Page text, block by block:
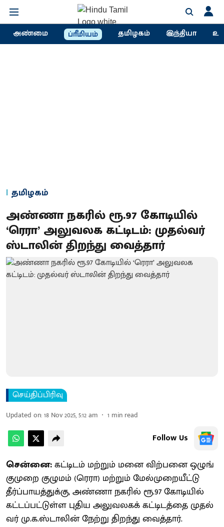
அண்மை ப்ரீமியம் தமிழகம் இந்தியா
தமிழகம்
அண்ணா நகரில் ரூ.97 கோடியில்
‘ரெரா’ அலுவலக கட்டிடம்: முதல்வர்
ஸ்டாலின் திறந்து வைத்தார்
செய்திப்பிரிவு
Updated on:18 Nov 2025, 5:12 am 1 min read
Follow Us
சென்னை:கட்​டிடம் மற்​றும் மனை விற்​பனை ஒழுங்​
கு​முறை குழு​மம் (ரெ​ரா) மற்​றும் மேல்​முறை​யீட்டு
தீர்ப்​பா​யத்​துக்கு, அண்ணா நகரில் ரூ.97 கோடியில்
கட்​டப்​பட்​டுள்ள புதிய அலு​வல​கக் கட்டிடத்தை முதல்​
வர் மு.க.ஸ்​டா​லின் நேற்று திறந்து வைத்​தார்.